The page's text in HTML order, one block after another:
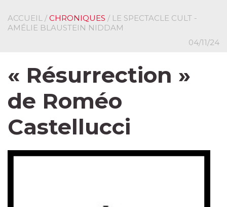
ACCUEIL / CHRONIQUES / LE SPECTACLE CULT -
AMÉLIE BLAUSTEIN NIDDAM
04/11/24
« Résurrection »
de Roméo
Castellucci